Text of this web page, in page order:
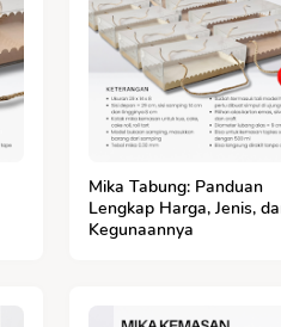
Mika Tabung: Panduan
Lengkap Harga, Jenis,
Kegunaannya